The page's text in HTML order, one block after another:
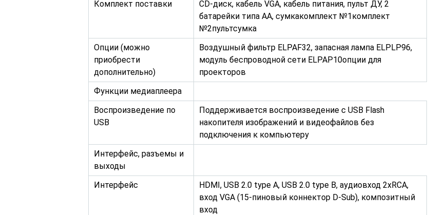
Комплект поставки
CD-диск, кабель VGA, кабель питания, пульт ДУ, 2
батарейки типа AA, сумкакомплект №1комплект
№2пультсумка
Опции (можно
приобрести
дополнительно)
Воздушный фильтр ELPAF32, запасная лампа ELPLP96,
модуль беспроводной сети ELPAP10опции для
проекторов
Функции медиаплеера
Воспроизведение по
USB
Поддерживается воспроизведение с USB Flash
накопителя изображений и видеофайлов без
подключения к компьютеру
Интерфейс, разъемы и
выходы
Интерфейс
HDMI, USB 2.0 type A, USB 2.0 type B, аудиовход 2xRCA,
вход VGA (15-пиновый коннектор D-Sub), композитный
вход